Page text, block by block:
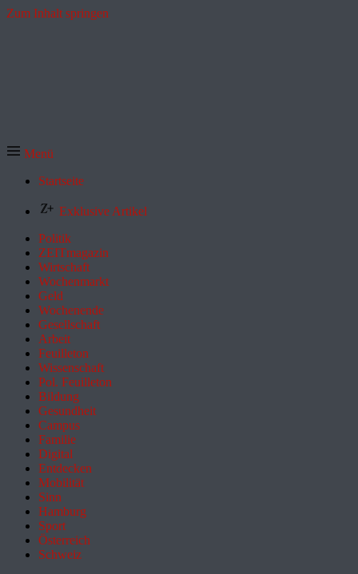
Zum Inhalt springen
Menü
Startseite
Exklusive Artikel
Politik
ZEITmagazin
Wirtschaft
Wochenmarkt
Geld
Wochenende
Gesellschaft
Arbeit
Feuilleton
Wissenschaft
Pol. Feuilleton
Bildung
Gesundheit
Campus
Familie
Digital
Entdecken
Mobilität
Sinn
Hamburg
Sport
Österreich
Schweiz